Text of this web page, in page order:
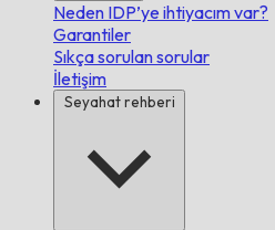
Neden IDP’ye ihtiyacım var?
Garantiler
Sıkça sorulan sorular
İletişim
Seyahat rehberi